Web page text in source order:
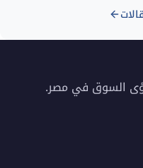
السوق في مصر.